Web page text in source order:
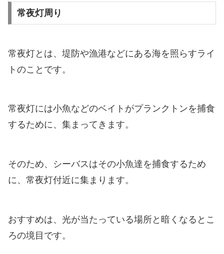
常夜灯周り
常夜灯とは、堤防や漁港などにある海を照らすライ
トのことです。
常夜灯には小魚などのベイトがプランクトンを捕食
するために、集まってきます。
そのため、シーバスはその小魚達を捕食するため
に、常夜灯付近に集まります。
おすすめは、光が当たっている場所と暗くなるとこ
ろの境目です。